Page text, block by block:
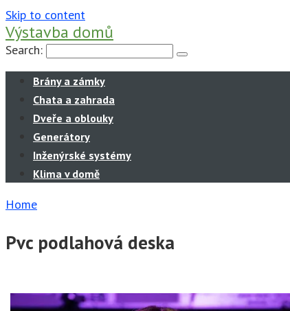
Skip to content
Výstavba domů
Search:
Brány a zámky
Chata a zahrada
Dveře a oblouky
Generátory
Inženýrské systémy
Klima v domě
Home
Pvc podlahová deska